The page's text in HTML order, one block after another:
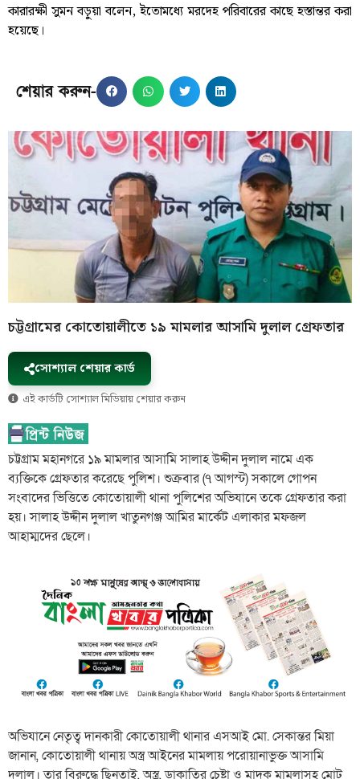
কারারক্ষী সুমন বড়ুয়া বলেন, ইতোমধ্যে মরদেহ পরিবারের কাছে হস্তান্তর করা
হয়েছে।
শেয়ার করুন-
চট্টগ্রামের কোতোয়ালীতে ১৯ মামলার আসামি দুলাল গ্রেফতার
সোশ্যাল শেয়ার কার্ড
এই কার্ডটি সোশ্যাল মিডিয়ায় শেয়ার করুন
চট্টগ্রাম মহানগরে ১৯ মামলার আসামি সালাহ উদ্দীন দুলাল নামে এক
ব্যক্তিকে গ্রেফতার করেছে পুলিশ। শুক্রবার (৭ আগস্ট) সকালে গোপন
সংবাদের ভিত্তিতে কোতোয়ালী থানা পুলিশের অভিযানে তকে গ্রেফতার করা
হয়। সালাহ উদ্দীন দুলাল খাতুনগঞ্জ আমির মার্কেট এলাকার মফজল
আহাম্মদের ছেলে।
অভিযানে নেতৃত্ব দানকারী কোতোয়ালী থানার এসআই মো. সেকান্তর মিয়া
জানান, কোতোয়ালী থানায় অস্ত্র আইনের মামলায় পরোয়ানাভুক্ত আসামি
দুলাল। তার বিরুদ্ধে ছিনতাই, অস্ত্র, ডাকাতির চেষ্টা ও মাদক মামলাসহ মোট